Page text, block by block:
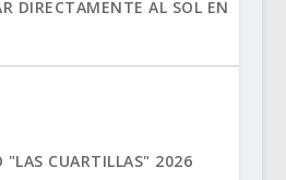
DIRECTAMENTE AL SOL EN
"LAS CUARTILLAS" 2026